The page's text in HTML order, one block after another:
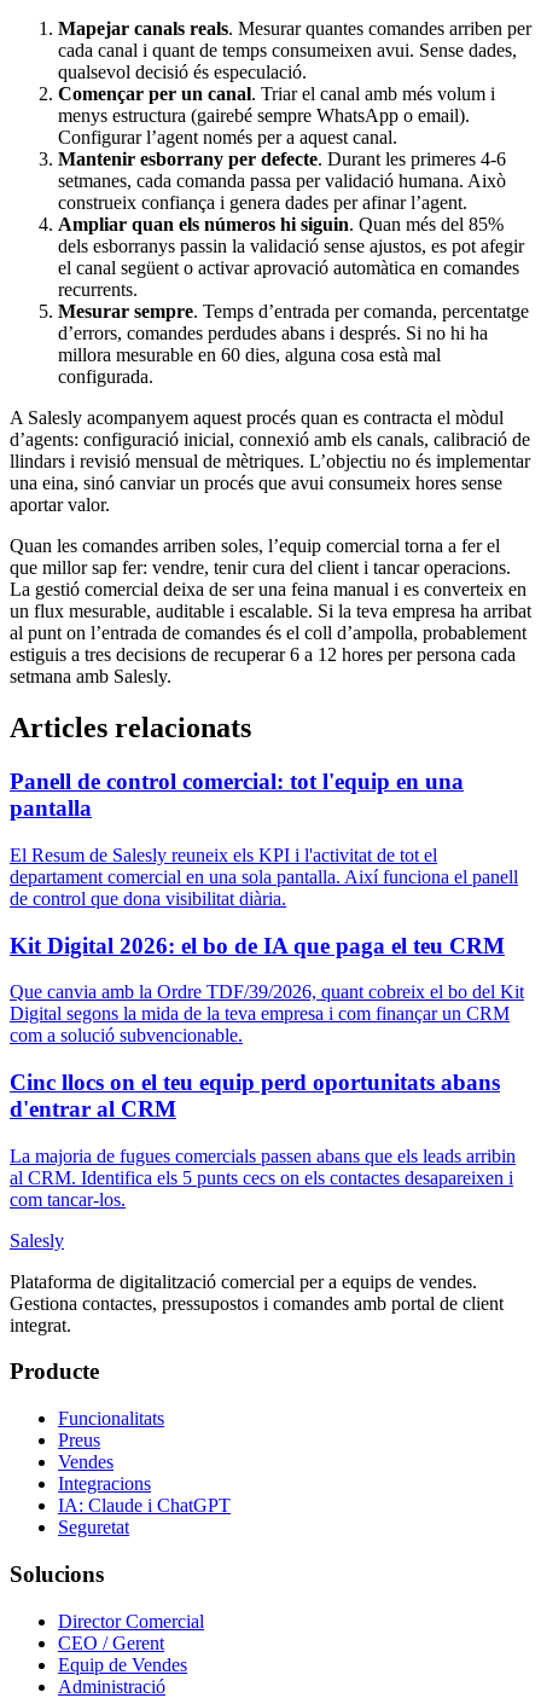
Mapejar canals reals. Mesurar quantes comandes arriben per
cada canal i quant de temps consumeixen avui. Sense dades,
qualsevol decisió és especulació.
Començar per un canal. Triar el canal amb més volum i
menys estructura (gairebé sempre WhatsApp o email).
Configurar l’agent només per a aquest canal.
Mantenir esborrany per defecte. Durant les primeres 4-6
setmanes, cada comanda passa per validació humana. Això
construeix confiança i genera dades per afinar l’agent.
Ampliar quan els números hi siguin. Quan més del 85%
dels esborranys passin la validació sense ajustos, es pot afegir
el canal següent o activar aprovació automàtica en comandes
recurrents.
Mesurar sempre. Temps d’entrada per comanda, percentatge
d’errors, comandes perdudes abans i després. Si no hi ha
millora mesurable en 60 dies, alguna cosa està mal
configurada.
A Salesly acompanyem aquest procés quan es contracta el mòdul
d’agents: configuració inicial, connexió amb els canals, calibració de
llindars i revisió mensual de mètriques. L’objectiu no és implementar
una eina, sinó canviar un procés que avui consumeix hores sense
aportar valor.
Quan les comandes arriben soles, l’equip comercial torna a fer el
que millor sap fer: vendre, tenir cura del client i tancar operacions.
La gestió comercial deixa de ser una feina manual i es converteix en
un flux mesurable, auditable i escalable. Si la teva empresa ha arribat
al punt on l’entrada de comandes és el coll d’ampolla, probablement
estiguis a tres decisions de recuperar 6 a 12 hores per persona cada
setmana amb Salesly.
Articles relacionats
Panell de control comercial: tot l'equip en una
pantalla
El Resum de Salesly reuneix els KPI i l'activitat de tot el
departament comercial en una sola pantalla. Així funciona el panell
de control que dona visibilitat diària.
Kit Digital 2026: el bo de IA que paga el teu CRM
Que canvia amb la Ordre TDF/39/2026, quant cobreix el bo del Kit
Digital segons la mida de la teva empresa i com finançar un CRM
com a solució subvencionable.
Cinc llocs on el teu equip perd oportunitats abans
d'entrar al CRM
La majoria de fugues comercials passen abans que els leads arribin
al CRM. Identifica els 5 punts cecs on els contactes desapareixen i
com tancar-los.
Salesly
Plataforma de digitalització comercial per a equips de vendes.
Gestiona contactes, pressupostos i comandes amb portal de client
integrat.
Producte
Funcionalitats
Preus
Vendes
Integracions
IA: Claude i ChatGPT
Seguretat
Solucions
Director Comercial
CEO / Gerent
Equip de Vendes
Administració